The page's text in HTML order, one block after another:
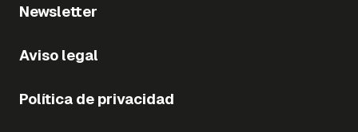
Newsletter
Aviso legal
Política de privacidad